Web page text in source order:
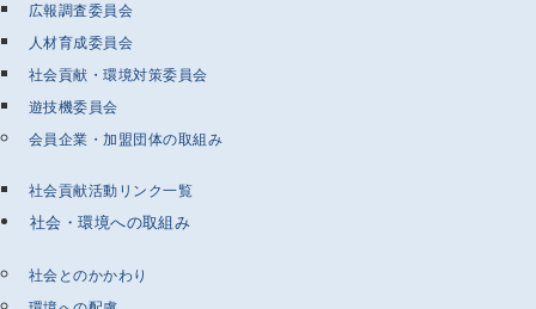
広報調査委員会
人材育成委員会
社会貢献・環境対策委員会
遊技機委員会
会員企業・加盟団体の取組み
社会貢献活動リンク一覧
社会・環境への取組み
社会とのかかわり